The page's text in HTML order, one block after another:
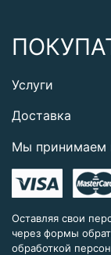
Услуги
Доставка
Мы принимаем
Оставляя свои
через формы
обработкой